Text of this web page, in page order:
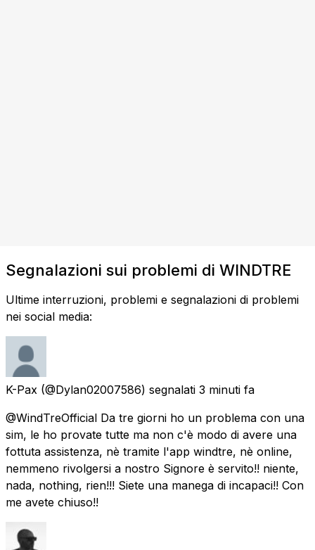
Segnalazioni sui problemi di WINDTRE
Ultime interruzioni, problemi e segnalazioni di problemi
nei social media:
K-Pax (@Dylan02007586) segnalati 3 minuti fa
@WindTreOfficial Da tre giorni ho un problema con una
sim, le ho provate tutte ma non c'è modo di avere una
fottuta assistenza, nè tramite l'app windtre, nè online,
nemmeno rivolgersi a nostro Signore è servito!! niente,
nada, nothing, rien!!! Siete una manega di incapaci!! Con
me avete chiuso!!